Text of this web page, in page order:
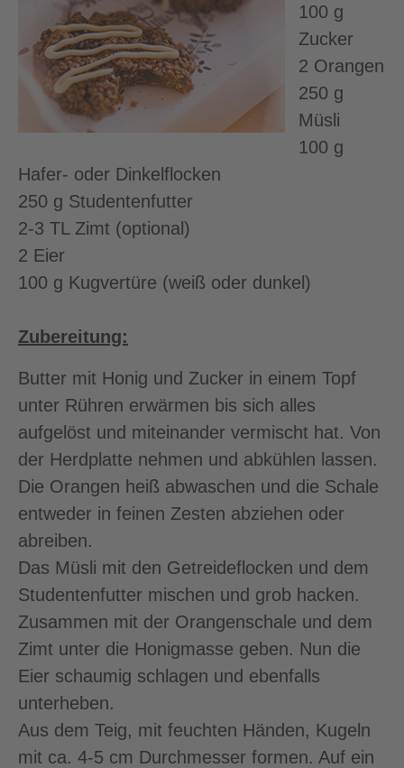
100 g
Zucker
2 Orangen
250 g
Müsli
100 g
Hafer- oder Dinkelflocken
250 g Studentenfutter
2-3 TL Zimt (optional)
2 Eier
100 g Kugvertüre (weiß oder dunkel)
Zubereitung:
Butter mit Honig und Zucker in einem Topf
unter Rühren erwärmen bis sich alles
aufgelöst und miteinander vermischt hat. Von
der Herdplatte nehmen und abkühlen lassen.
Die Orangen heiß abwaschen und die Schale
entweder in feinen Zesten abziehen oder
abreiben.
Das Müsli mit den Getreideflocken und dem
Studentenfutter mischen und grob hacken.
Zusammen mit der Orangenschale und dem
Zimt unter die Honigmasse geben. Nun die
Eier schaumig schlagen und ebenfalls
unterheben.
Aus dem Teig, mit feuchten Händen, Kugeln
mit ca. 4-5 cm Durchmesser formen. Auf ein